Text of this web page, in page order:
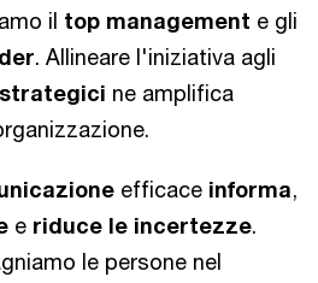
il top management e gli
. Allineare l'iniziativa agli
ne amplifica
efficace informa,
e riduce le incertezze.
le persone nel